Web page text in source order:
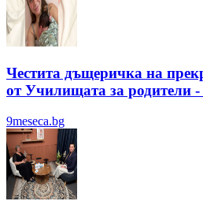
Честита дъщеричка на
от Училищата за родители
9meseca.bg